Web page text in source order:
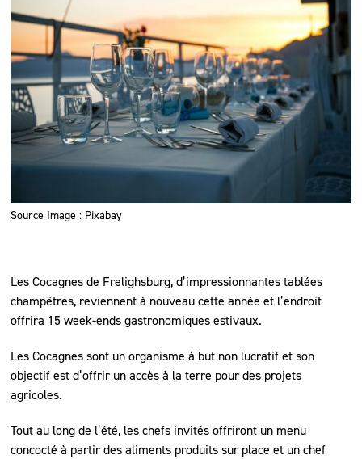
Source Image : Pixabay
Les Cocagnes de Frelighsburg, d’impressionnantes tablées
champêtres, reviennent à nouveau cette année et l’endroit
offrira 15 week-ends gastronomiques estivaux.
Les Cocagnes sont un organisme à but non lucratif et son
objectif est d’offrir un accès à la terre pour des projets
agricoles.
Tout au long de l’été, les chefs invités offriront un menu
concocté à partir des aliments produits sur place et un chef